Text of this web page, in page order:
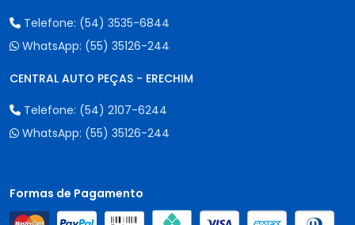
Telefone: (54) 3535-6844
WhatsApp: (55) 35126-244
CENTRAL AUTO PEÇAS - ERECHIM
Telefone: (54) 2107-6244
WhatsApp: (55) 35126-244
Formas de Pagamento